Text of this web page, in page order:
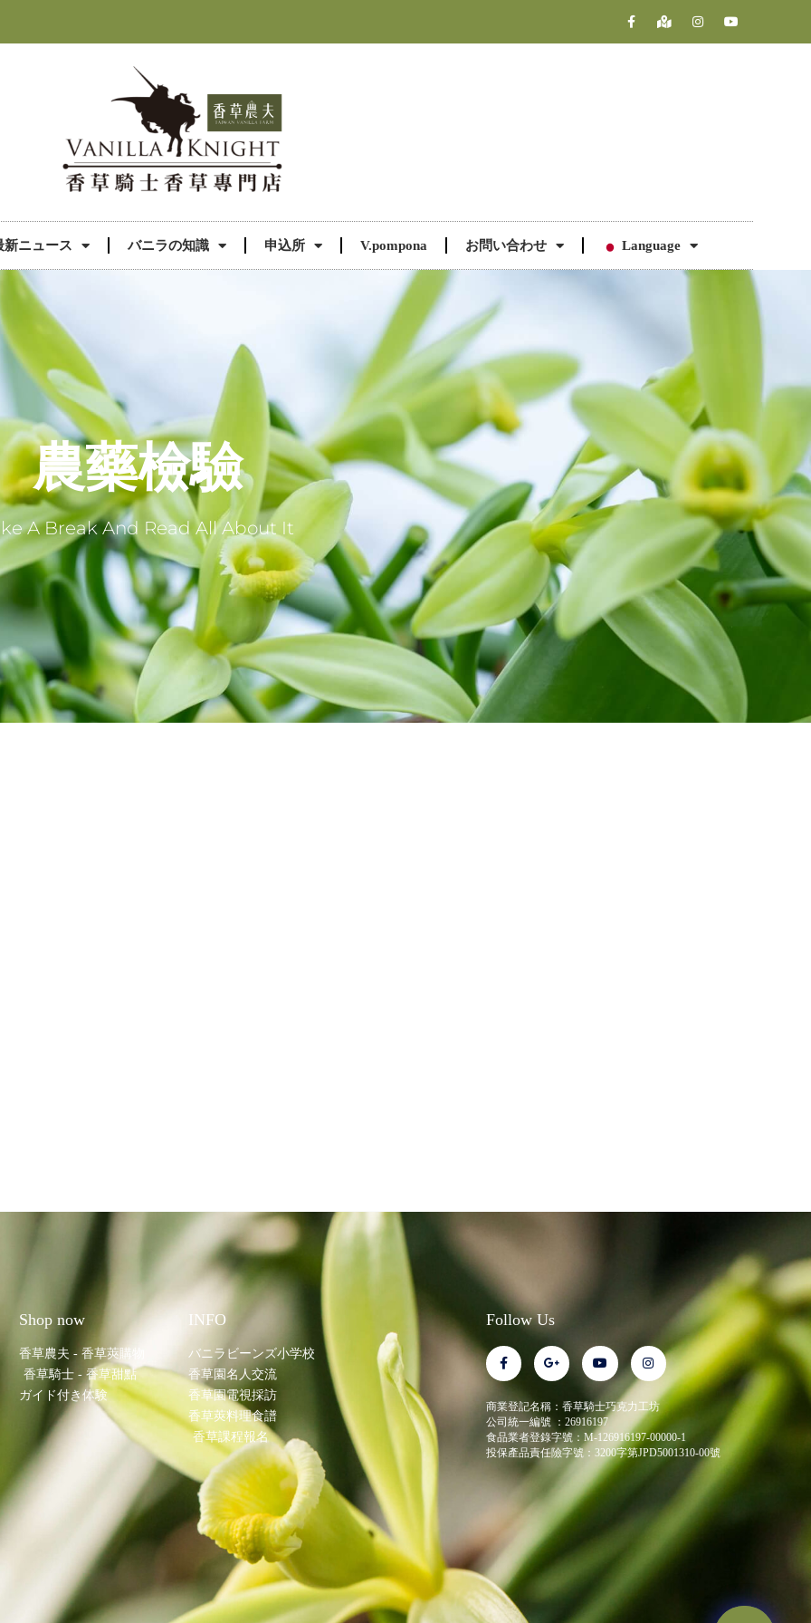
新ニュース バニラの知識 申込所 V.pompona お問い合わせ Language
農藥檢驗
A Break And Read All About It
Shop now
香草農夫 - 香草莢購物
香草騎士 - 香草甜點
ガイド付き体験
INFO
バニラビーンズ小学校
香草園名人交流
香草園電視採訪
香草莢料理食譜
香草課程報名
Follow Us
商業登記名稱：香草騎士巧克力工坊
公司統一編號 ：26916197
食品業者登錄字號：M-126916197-00000-1
投保產品責任險字號：3200字第JPD5001310-00號